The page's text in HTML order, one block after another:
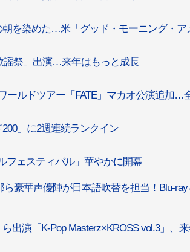
朝を染めた…米「グッド・モーニング・
謡祭」出演…来年はもっと成長
ールドツアー「FATE」マカオ公演追加…
200」に2週連続ランクイン
フェスティバル」華やかに開幕
ら豪華声優陣が日本語吹替を担当！Blu-
出演「K-Pop Masterz×KROSS vol.3」、